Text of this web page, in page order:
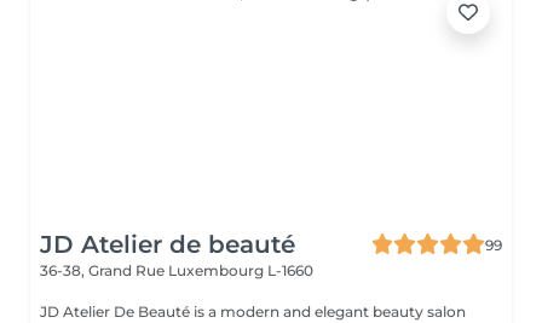
JD Atelier de beauté
99
36-38, Grand Rue Luxembourg L-1660
JD Atelier De Beauté is a modern and elegant beauty salon